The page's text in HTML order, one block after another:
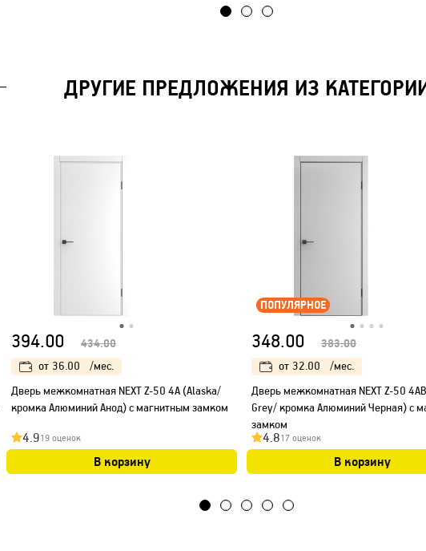
ДРУГИЕ ПРЕДЛОЖЕНИЯ ИЗ
394.00 434.00
от 36.00
/мес.
Дверь межкомнатная NEXT Z-50 4A (Alaska/
кромка Алюминий Анод) с магнитным замком
4.919 оценок
В корзину
ПОПУЛЯРНОЕ
348.00 383.00
от 32.00
/мес.
Дверь межкомнатная NEXT Z-50
Grey/ кромка Алюминий Черная) с
замком
4.817 оценок
В корзину